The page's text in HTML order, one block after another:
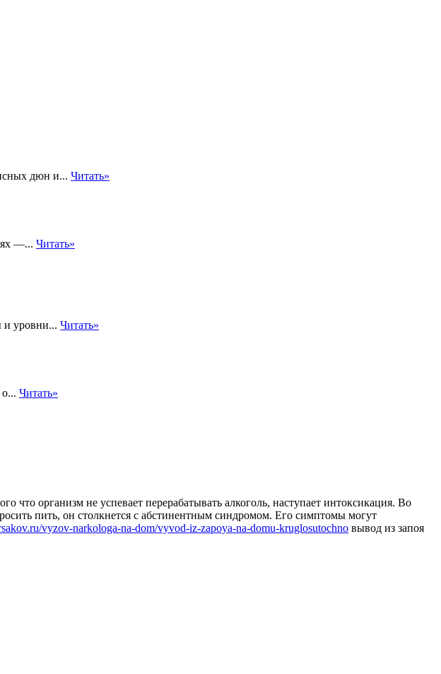
дюн и... Читать»
—... Читать»
и уровни... Читать»
Читать»
что организм не успевает перерабатывать алкоголь, наступает интоксикация. Во
пить, он столкнется с абстинентным синдромом. Его симптомы могут
vyzov-narkologa-na-dom/vyvod-iz-zapoya-na-domu-kruglosutochno вывод из запоя